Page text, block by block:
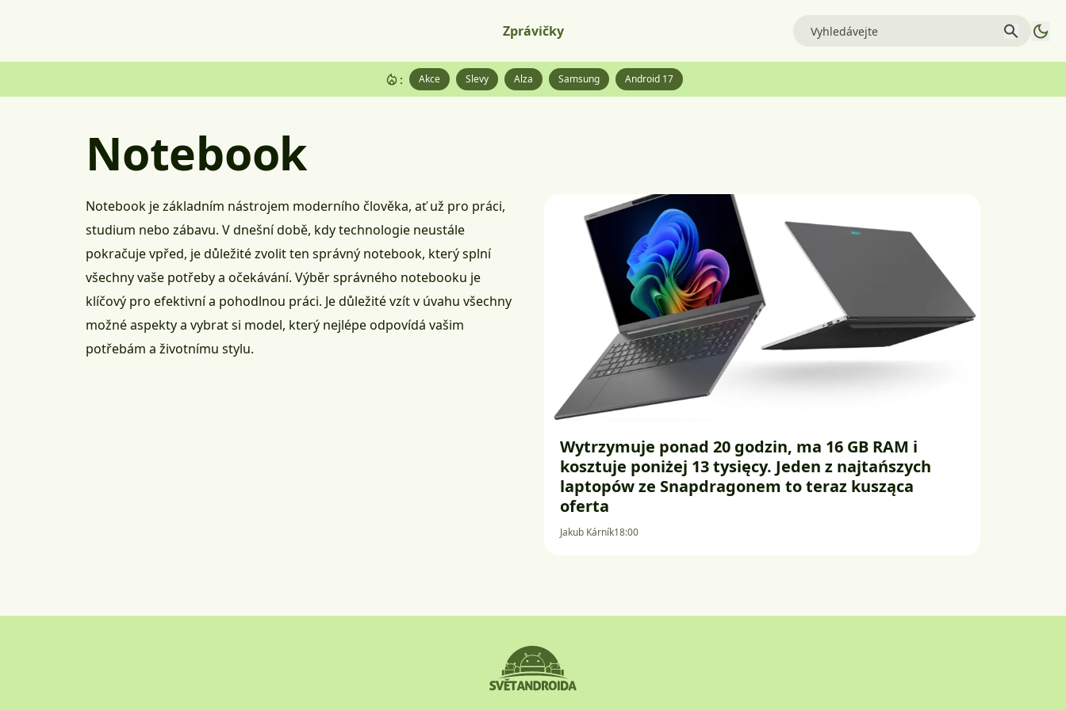
Zprávičky
: Akce Slevy Alza Samsung Android 17
Notebook
Notebook je základním nástrojem moderního člověka, ať už pro práci,
studium nebo zábavu. V dnešní době, kdy technologie neustále
pokračuje vpřed, je důležité zvolit ten správný notebook, který splní
všechny vaše potřeby a očekávání. Výběr správného notebooku je
klíčový pro efektivní a pohodlnou práci. Je důležité vzít v úvahu všechny
možné aspekty a vybrat si model, který nejlépe odpovídá vašim
potřebám a životnímu stylu.
Wytrzymuje ponad 20 godzin, ma 16 GB RAM i
kosztuje poniżej 13 tysięcy. Jeden z najtańszych
laptopów ze Snapdragonem to teraz kusząca
oferta
Jakub Kárník18:00